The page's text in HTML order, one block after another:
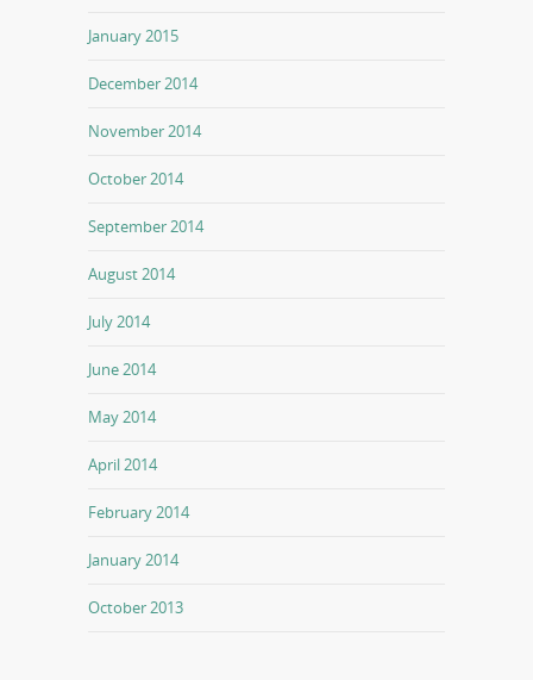
January 2015
December 2014
November 2014
October 2014
September 2014
August 2014
July 2014
June 2014
May 2014
April 2014
February 2014
January 2014
October 2013